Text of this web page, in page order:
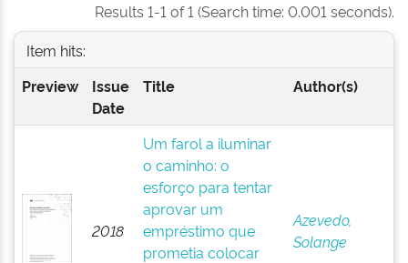
Results 1-1 of 1 (Search time: 0.001 seconds).
Item hits:
Preview
Issue
Date
Title Author(s)
2018
Um farol a iluminar
o caminho: o
esforço para tentar
aprovar um
empréstimo que
prometia colocar
Azevedo,
Solange